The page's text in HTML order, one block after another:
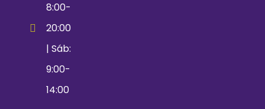
8:00-
20:00
| Sáb:
9:00-
14:00